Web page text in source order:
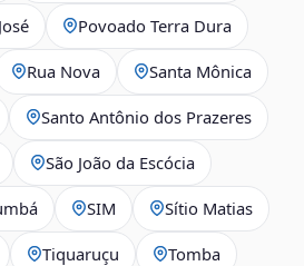
Povoado Terra Dura
Rua Nova Santa Mônica
Santo Antônio dos Prazeres
São João da Escócia
SIM Sítio Matias
Tiquaruçu Tomba